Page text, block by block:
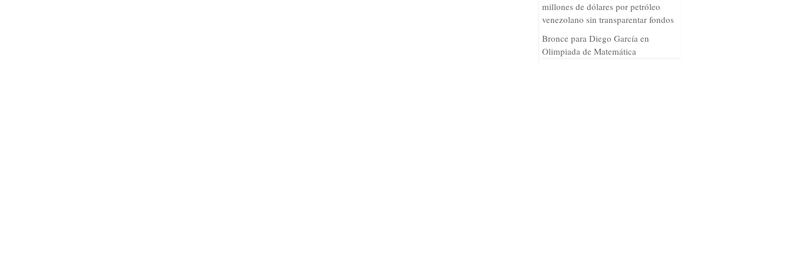
millones de dólares por petróleo
venezolano sin transparentar fondos
Bronce para Diego García en
Olimpiada de Matemática